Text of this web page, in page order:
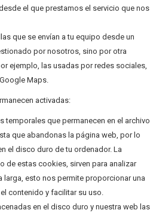
el que prestamos el servicio que nos
que se envían a tu equipo desde un
por nosotros, sino por otra
ejemplo, las usadas por redes sociales,
Maps.
activadas:
temporales que permanecen en el archivo
que abandonas la página web, por lo
el disco duro de tu ordenador. La
de estas cookies, sirven para analizar
larga, esto nos permite proporcionar una
contenido y facilitar su uso.
en el disco duro y nuestra web las